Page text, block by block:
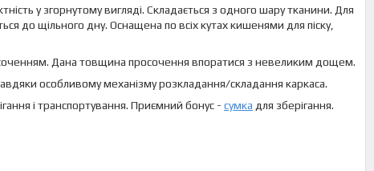
у згорнутому вигляді. Складається з одного шару тканини. Для
до щільного дну. Оснащена по всіх кутах кишенями для піску,
Дана товщина просочення впоратися з невеликим дощем.
особливому механізму розкладання/складання каркаса.
і транспортування. Приємний бонус - сумка для зберігання.